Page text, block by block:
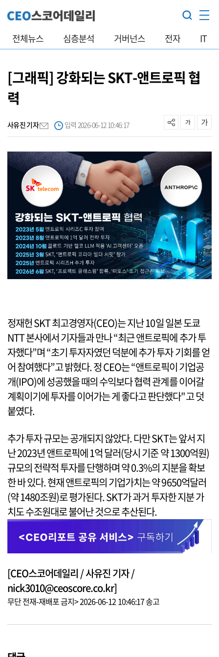
전체뉴스 심층분석 거버넌스 전자 IT
[그래픽] 강화되는 SKT-앤트로픽 협
력
사유진 기자 입력 2026-06-12 10:46:17
정재헌 SKT 최고경영자(CEO)는 지난 10일 일본 도쿄
NTT 본사에서 기자들과 만나 “최근 앤트로픽에 추가 투
자했다”며 “초기 투자자였던 덕분에 추가 투자 기회를 얻
어 참여했다”고 밝혔다. 정 CEO는 “앤트로픽이 기업공
개(IPO)에 성공했을 때의 수익보다 협력 관계를 이어갈
계획이기에 투자를 이어가는 게 좋다고 판단했다"고 덧
붙였다.
추가 투자 규모는 공개되지 않았다. 다만 SKT는 앞서 지
난 2023년 앤트로픽에 1억 달러(당시 기준 약 1300억원)
규모의 전략적 투자를 단행하며 약 0.3%의 지분을 확보
한 바 있다. 현재 앤트로픽의 기업가치는 약 9650억달러
(약 1480조원)로 평가된다. SKT가 과거 투자한 지분 가
치도 수조원대로 불어난 것으로 추산된다.
[CEO스코어데일리 / 사유진 기자 /
nick3010@ceoscore.co.kr]
무단 전재-재배포 금지> 2026-06-12 10:46:17 송고